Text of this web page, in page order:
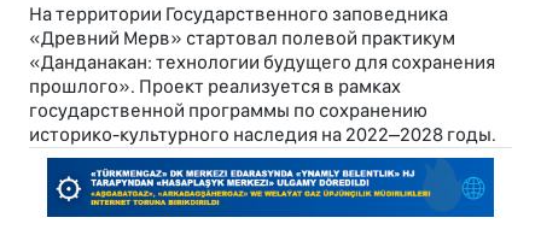
На территории Государственного заповедника
«Древний Мерв» стартовал полевой практикум
«Данданакан: технологии будущего для сохранения
прошлого». Проект реализуется в рамках
государственной программы по сохранению
историко-культурного наследия на 2022–2028 годы.